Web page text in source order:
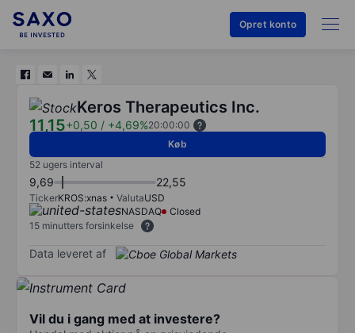
Opret konto
Keros Therapeutics Inc.
11,15+0,50 / +4,69%20:00:00
Køb
52 ugers interval
9,69 22,55
TickerKROS:xnas ValutaUSD
NASDAQ
Closed
15 minutters forsinkelse
Data leveret af
Vil du i gang med at investere?